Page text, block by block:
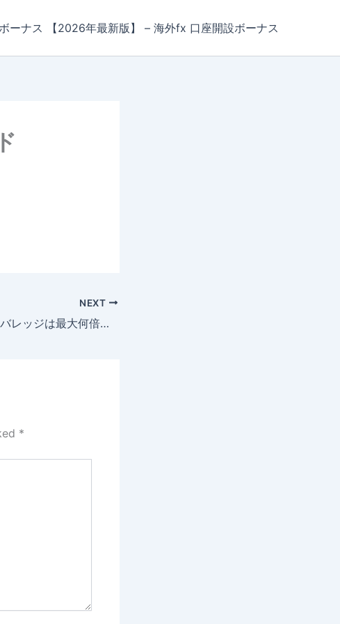
ーナス 【2026年最新版】 – 海外fx 口座開設ボーナス
NEXT
Vantageのレバレッジは最大何倍？口座タイプ別の倍率と残高による制限ルール
*